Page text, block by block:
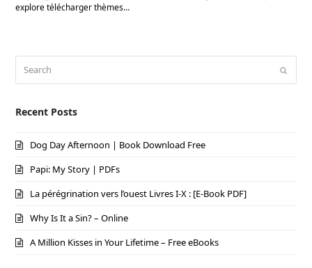
explore télécharger thèmes…
Recent Posts
Dog Day Afternoon | Book Download Free
Papi: My Story | PDFs
La pérégrination vers l’ouest Livres I-X : [E-Book PDF]
Why Is It a Sin? – Online
A Million Kisses in Your Lifetime – Free eBooks